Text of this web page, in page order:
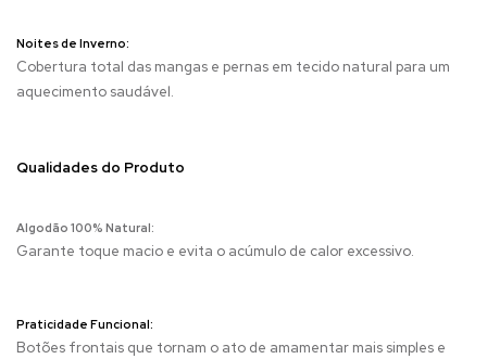
Noites de Inverno:
Cobertura total das mangas e pernas em tecido natural para um
aquecimento saudável.
Qualidades do Produto
Algodão 100% Natural:
Garante toque macio e evita o acúmulo de calor excessivo.
Praticidade Funcional:
Botões frontais que tornam o ato de amamentar mais simples e